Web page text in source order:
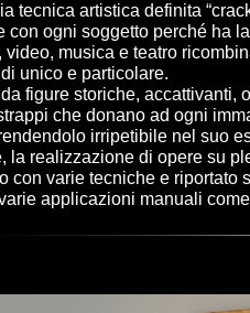
tecnica artistica definita
con ogni soggetto perché ha
video, musica e teatro
unico e particolare.
figure storiche,
che donano ad ogni
irripetibile nel suo
la realizzazione di opere su
con varie tecniche e riportato
applicazioni manuali